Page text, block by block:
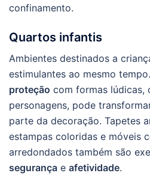
confinamento.
Quartos infantis
Ambientes destinados a
estimulantes ao mesmo
proteção com formas lúdicas,
personagens, pode
parte da decoração. Tapetes
estampas coloridas e móveis
arredondados também são
segurança e afetividade.